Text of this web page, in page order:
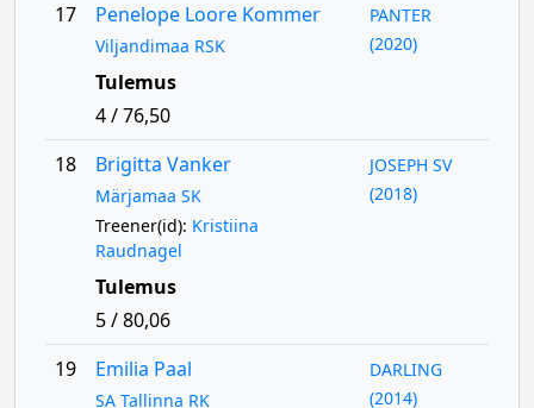
17
Penelope Loore Kommer
Viljandimaa RSK
PANTER
(2020)
Tulemus
4 / 76,50
18
Brigitta Vanker
Märjamaa SK
Treener(id): Kristiina
Raudnagel
JOSEPH SV
(2018)
Tulemus
5 / 80,06
19
Emilia Paal
SA Tallinna RK
DARLING
(2014)